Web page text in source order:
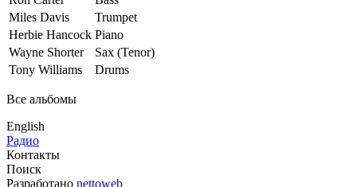
Miles Davis
Trumpet
Herbie Hancock Piano
Wayne Shorter
Sax (Tenor)
Tony Williams
Drums
Все альбомы
English
Радио
Контакты
Поиск
Разработано nettoweb